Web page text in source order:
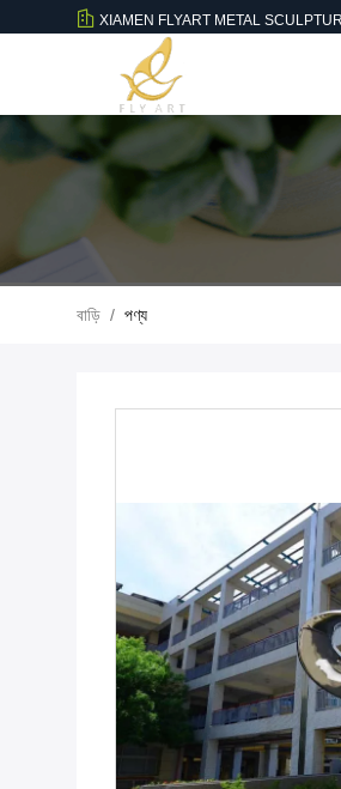
XIAMEN FLYART METAL
বাড়ি / পণ্য